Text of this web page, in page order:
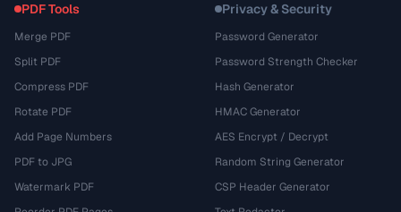
PDF Tools
Merge PDF
Split PDF
Compress PDF
Rotate PDF
Add Page Numbers
PDF to JPG
Watermark PDF
Privacy & Security
Password Generator
Password Strength Checker
Hash Generator
HMAC Generator
AES Encrypt / Decrypt
Random String Generator
CSP Header Generator